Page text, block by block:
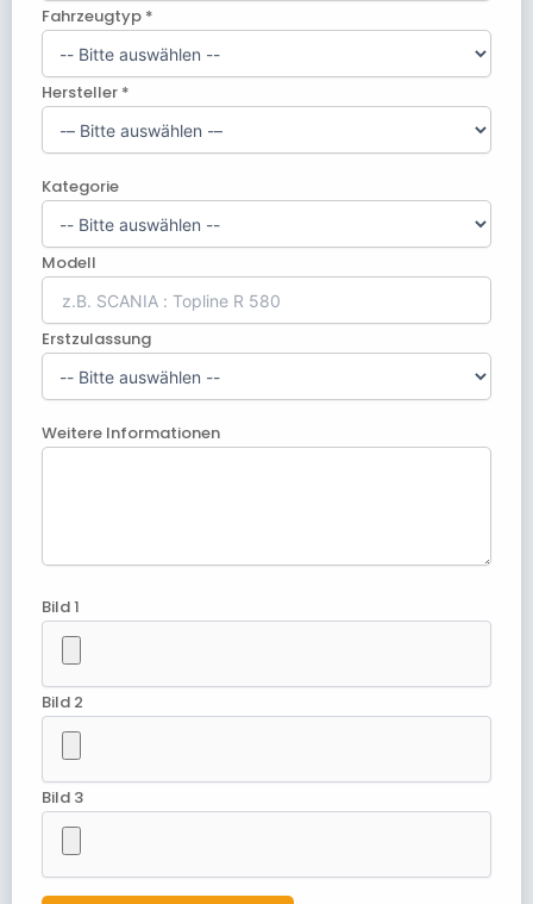
Fahrzeugtyp *
Hersteller *
Kategorie
Modell
Erstzulassung
Weitere Informationen
Bild 1
Bild 2
Bild 3